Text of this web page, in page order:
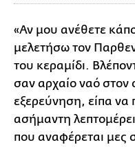
«Αν μου ανέθετε
μελετήσω τον
του κεραμίδι.
σαν αρχαίο ναό στον
εξερεύνηση, είπα να
ασήμαντη
που αναφέρεται μες